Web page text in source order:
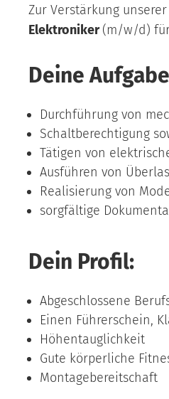
Deine
Durchführung von
Schaltberechtigung
Tätigen von
Ausführen von
Realisierung von
sorgfältige
Dein Profil:
Abgeschlossene
Einen Führerschein,
Höhentauglichkeit
Gute körperliche
Montagebereitschaft
Zur Verstärkung
Elektroniker(m/w/d)